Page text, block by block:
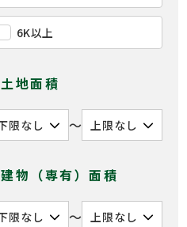
6K以上
土地面積
〜
建物（専有）面積
〜